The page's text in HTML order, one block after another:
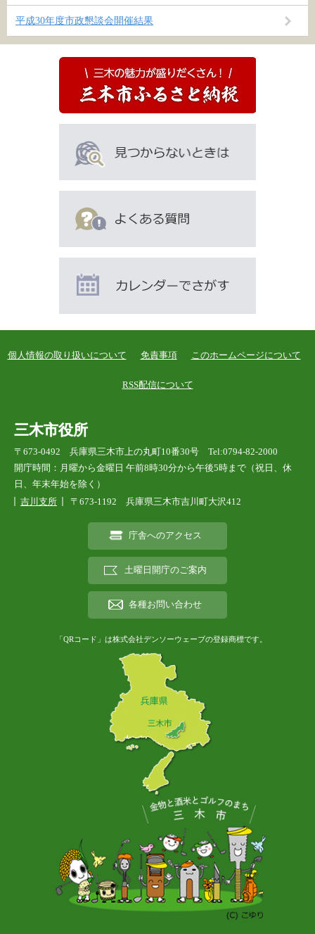
平成30年度市政懇談会開催結果
個人情報の取り扱いについて 免責事項 このホームページについて
RSS配信について
三木市役所
〒673-0492 兵庫県三木市上の丸町10番30号 Tel:0794-82-2000
開庁時間：月曜から金曜日 午前8時30分から午後5時まで（祝日、休
日、年末年始を除く）
吉川支所
〒673-1192 兵庫県三木市吉川町大沢412
庁舎へのアクセス
土曜日開庁のご案内
各種お問い合わせ
「QRコード」は株式会社デンソーウェーブの登録商標です。